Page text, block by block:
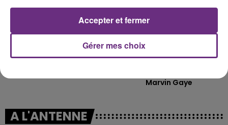
Marvin Gaye
A L'ANTENNE
Gérer mes choix
Accepter et fermer